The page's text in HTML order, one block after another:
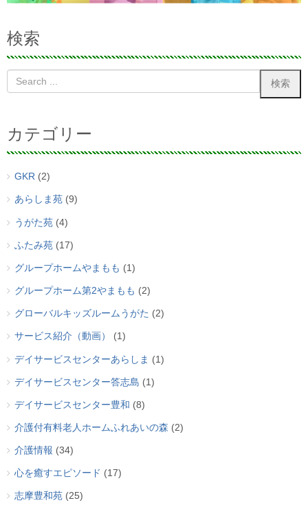
検索
カテゴリー
GKR (2)
あらしま苑 (9)
うがた苑 (4)
ふたみ苑 (17)
グループホームやまもも (1)
グループホーム第2やまもも (2)
グローバルキッズルームうがた (2)
サービス紹介（動画） (1)
デイサービスセンターあらしま (1)
デイサービスセンター答志島 (1)
デイサービスセンター豊和 (8)
介護付有料老人ホームふれあいの森 (2)
介護情報 (34)
心を癒すエピソード (17)
志摩豊和苑 (25)